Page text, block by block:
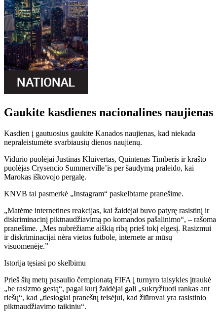
Gaukite kasdienes nacionalines naujienas
Kasdien į gautuosius gaukite Kanados naujienas, kad niekada
nepraleistumėte svarbiausių dienos naujienų.
Vidurio puolėjai Justinas Kluivertas, Quintenas Timberis ir krašto
puolėjas Crysencio Summerville’is per šaudymą praleido, kai
Marokas iškovojo pergalę.
KNVB tai pasmerkė „Instagram“ paskelbtame pranešime.
„Matėme internetines reakcijas, kai žaidėjai buvo patyrę rasistinį ir
diskriminacinį piktnaudžiavimą po komandos pašalinimo“, – rašoma
pranešime. „Mes nubrėžiame aiškią ribą prieš tokį elgesį. Rasizmui
ir diskriminacijai nėra vietos futbole, internete ar mūsų
visuomenėje.”
Istorija tęsiasi po skelbimu
Prieš šių metų pasaulio čempionatą FIFA į turnyro taisykles įtraukė
„be rasizmo gestą“, pagal kurį žaidėjai gali „sukryžiuoti rankas ant
riešų“, kad „tiesiogiai praneštų teisėjui, kad žiūrovai yra rasistinio
piktnaudžiavimo taikiniu“.